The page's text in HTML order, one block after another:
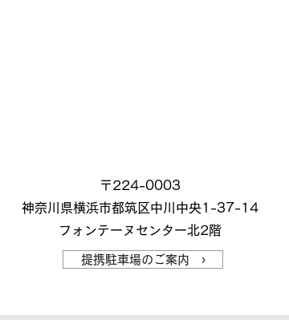
〒224-0003
神奈川県横浜市都筑区中川中央1-37-14
フォンテーヌセンター北2階
提携駐車場のご案内 ›